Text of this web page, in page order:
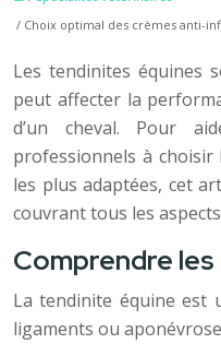
/ Choix optimal des crèmes anti-
Les tendinites équines
peut affecter la
d’un cheval. Pour
professionnels à choisir
les plus adaptées, cet
couvrant tous les
Comprendre
La tendinite équine est
ligaments ou